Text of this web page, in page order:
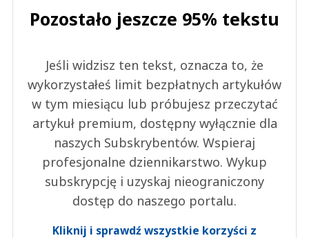
Pozostało jeszcze 95% tekstu
Jeśli widzisz ten tekst, oznacza to, że
wykorzystałeś limit bezpłatnych artykułów
w tym miesiącu lub próbujesz przeczytać
artykuł premium, dostępny wyłącznie dla
naszych Subskrybentów. Wspieraj
profesjonalne dziennikarstwo. Wykup
subskrypcję i uzyskaj nieograniczony
dostęp do naszego portalu.
Kliknij i sprawdź wszystkie korzyści z